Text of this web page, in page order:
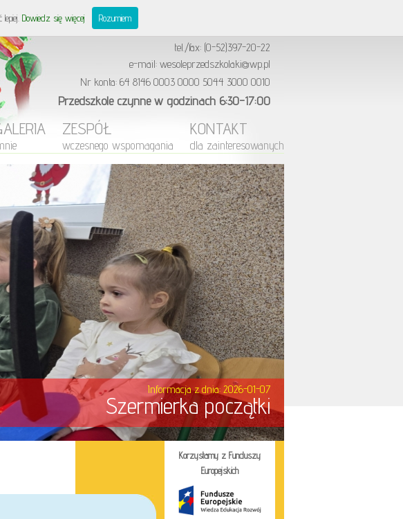
Przedszkole Niepubliczne "Wesołe Przedszkolaki"
tel./fax: (0-52)397-20-22
e-mail: wesoleprzedszkolaki@wp.pl
Nr konta: 64 8146 0003 0000 5044 3000 0010
Przedszkole czynne w godzinach 6:30-17:00
ZESPÓŁ
wczesnego wspomagania
KONTAKT
dla zainteresowanych
Informacja z dnia: 2026-01-07
Szermierka początki
Korzystamy z Funduszy
Europejskich
Dowiedz się więcej Rozumiem